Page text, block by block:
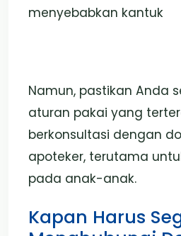
menyebabkan kantuk
Namun, pastikan Anda
aturan pakai yang
berkonsultasi dengan
apoteker, terutama
pada anak-anak.
Kapan Harus